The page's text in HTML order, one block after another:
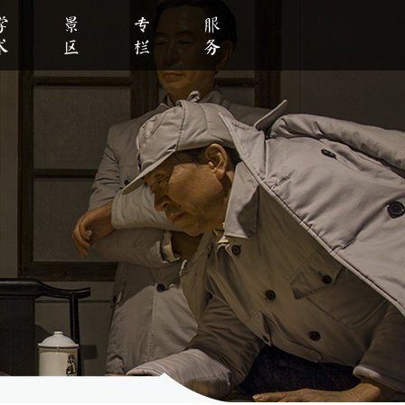
教育 社会教育
字馆刊 学术活动
景区
数字景区 视频赏析 全景故居
专栏
党史学习 党纪学习教育 清廉建设
服务
预约服务 参观指南